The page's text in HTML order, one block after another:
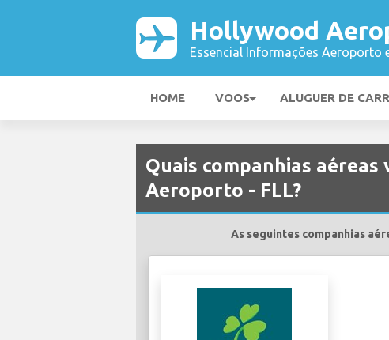
Hollywood
Essencial Informações Aeroporto
HOME VOOS ALUGUER DE
Quais companhias aéreas
Aeroporto - FLL?
As seguintes companhias